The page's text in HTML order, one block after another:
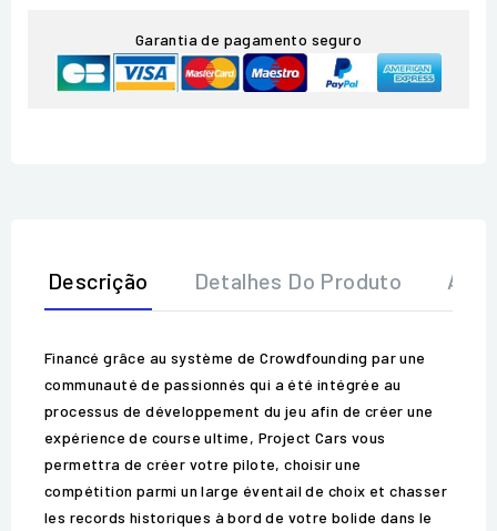
Garantia de pagamento seguro
Descrição Detalhes Do Produto
Financé grâce au système de Crowdfounding par une
communauté de passionnés qui a été intégrée au
processus de développement du jeu afin de créer une
expérience de course ultime, Project Cars vous
permettra de créer votre pilote, choisir une
compétition parmi un large éventail de choix et chasser
les records historiques à bord de votre bolide dans le